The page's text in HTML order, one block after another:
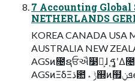
7 Accounting Global
NETHERLANDS
KOREA CANADA USA
AUSTRALIA NEW
AGSͷ೔ຊਓઐ໳Ո͕ɺ ֤ࠃʹ͓͚Δ೔ܥاۀͷϏδωεΛαϙʔτ͠·͢
AGSͷΞδΞڌ఺ ˔ ݱ஍ͷ࣮຿ܦݧ๛෋ɹɹɹɹɹ ˔ ϩʔΧϧελοϑͷଘࡏ ˔